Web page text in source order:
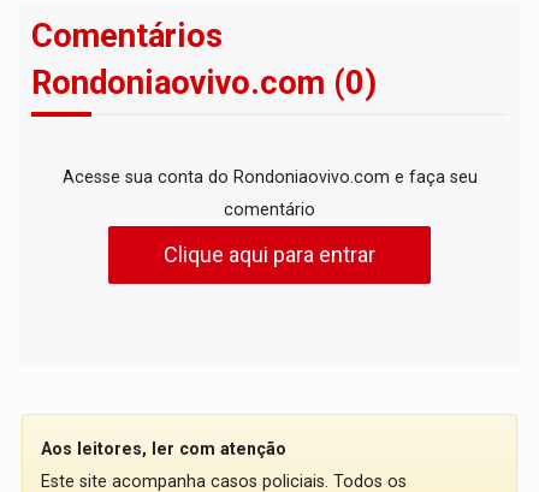
Comentários
Rondoniaovivo.com (0)
Acesse sua conta do Rondoniaovivo.com e faça seu
comentário
Clique aqui para entrar
Aos leitores, ler com atenção
Este site acompanha casos policiais. Todos os